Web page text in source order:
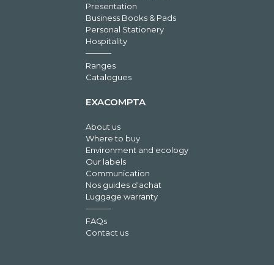
Presentation
Business Books & Pads
Personal Stationery
Hospitality
Ranges
Catalogues
EXACOMPTA
About us
Where to buy
Environment and ecology
Our labels
Communication
Nos guides d'achat
Luggage warranty
FAQs
Contact us